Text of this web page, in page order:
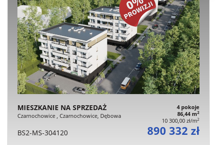
MIESZKANIE NA SPRZEDAŻ
Czarnochowice , Czarnochowice, Dębowa
4 pokoje
86,44 m2
10 300,00 zł/m2
BS2-MS-304120 890 332 zł